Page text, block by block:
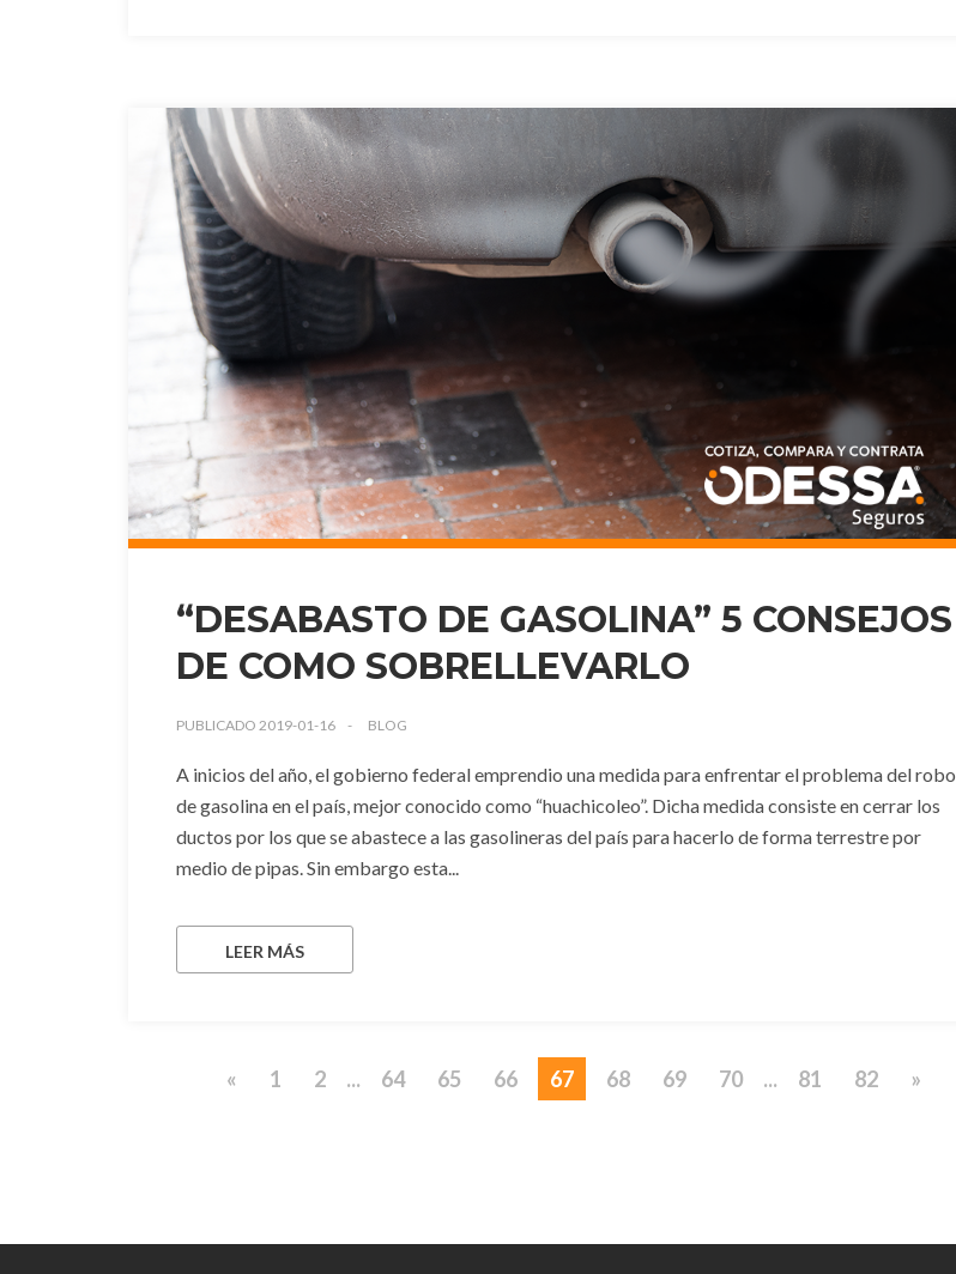
“DESABASTO DE GASOLINA” 5 CONSEJOS
DE COMO SOBRELLEVARLO
PUBLICADO 2019-01-16 BLOG
A inicios del año, el gobierno federal emprendio una medida para enfrentar el problema del robo
de gasolina en el país, mejor conocido como “huachicoleo”. Dicha medida consiste en cerrar los
ductos por los que se abastece a las gasolineras del país para hacerlo de forma terrestre por
medio de pipas. Sin embargo esta...
LEER MÁS
« 1 2 ... 64 65 66 67 68 69 70 ... 81 82 »